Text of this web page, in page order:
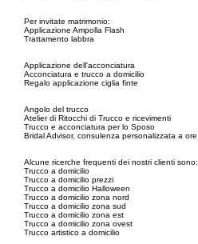
Per invitate matrimonio:
Applicazione Ampolla Flash
Trattamento labbra
Applicazione dell'acconciatura
Acconciatura e trucco a domicilio
Regalo applicazione ciglia finte
Angolo del trucco
Atelier di Ritocchi di Trucco e ricevimenti
Trucco e acconciatura per lo Sposo
Bridal Advisor, consulenza personalizzata a ore
Alcune ricerche frequenti dei nostri clienti sono:
Trucco a domicilio
Trucco a domicilio prezzi
Trucco a domicilio Halloween
Trucco a domicilio zona nord
Trucco a domicilio zona sud
Trucco a domicilio zona est
Trucco a domicilio zona ovest
Trucco artistico a domicilio